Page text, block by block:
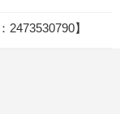
2473530790】